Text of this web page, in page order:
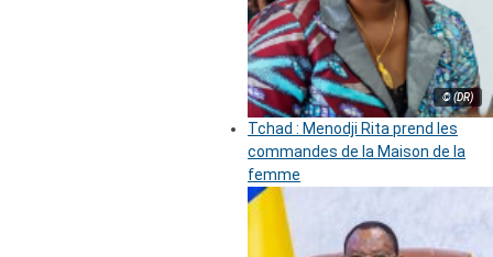
© (DR)
Tchad : Menodji Rita prend les
commandes de la Maison de la
femme